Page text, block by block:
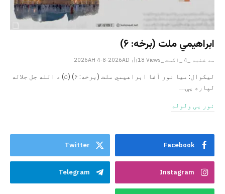
ابراهيمي ملت (برخه: ۶)
سه شنبه _4 _اگست _2026AH 4-8-2026AD 18 Views
ليکوال: میا نور آغا ابراهيمي ملت (برخه: ۶) (۵) د الله جل جلاله
لپاره یې…
نور یی ولوله
Facebook
Twitter
Instagram
Telegram